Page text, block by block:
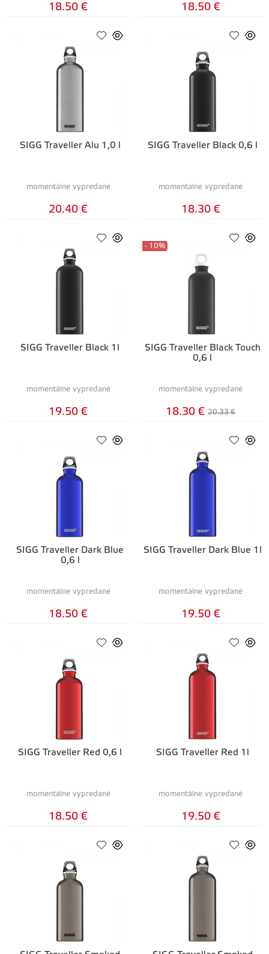
18.50 € 18.50 €
SIGG Traveller Alu 1,0 l
momentálne vypredané
20.40 €
SIGG Traveller Black 0,6 l
momentálne vypredané
18.30 €
SIGG Traveller Black 1l
momentálne vypredané
19.50 €
SIGG Traveller Black Touch
0,6 l
- 10%
momentálne vypredané
18.30 € 20.33 €
SIGG Traveller Dark Blue
0,6 l
momentálne vypredané
18.50 €
SIGG Traveller Dark Blue 1l
momentálne vypredané
19.50 €
SIGG Traveller Red 0,6 l
momentálne vypredané
18.50 €
SIGG Traveller Red 1l
momentálne vypredané
19.50 €